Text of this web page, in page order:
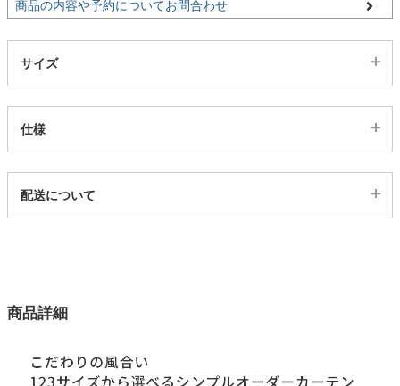
キッチン用品
ガーデン
商品の内容や予約についてお問合わせ
サイズ
仕様
11209968
1色
生地巾
150(cm)
配送について
商品詳細